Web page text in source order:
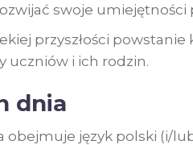
swoje
przyszłości
uczniów i ich rodzin.
dnia
obejmuje język polski (i/